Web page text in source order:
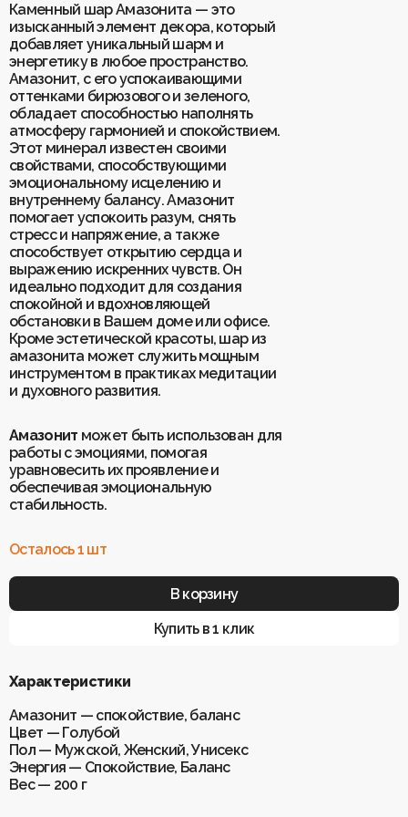
Для клиентов
Доставка
Оплата
Гарантия и возврат
Услуги по ремонту
Обучение «Браслеты Мастера: искусство
и бизнес с камнями»
Рекомендации по уходу
О Keklik
Блог
Отзывы
Контакты
Политика конфиденциальности
Пользовательское соглашение
ИП Шахрай Светлана Михайловна
ИНН 263500194811
ОГРН 305263515900181
Разработка сайта WEBELEMENT
Каменный шар Амазонита — это
изысканный элемент декора, который
добавляет уникальный шарм и
энергетику в любое пространство.
Амазонит, с его успокаивающими
оттенками бирюзового и зеленого,
обладает способностью наполнять
атмосферу гармонией и спокойствием.
Этот минерал известен своими
свойствами, способствующими
эмоциональному исцелению и
внутреннему балансу. Амазонит
помогает успокоить разум, снять
стресс и напряжение, а также
способствует открытию сердца и
выражению искренних чувств. Он
идеально подходит для создания
спокойной и вдохновляющей
обстановки в Вашем доме или офисе.
Кроме эстетической красоты, шар из
амазонита может служить мощным
инструментом в практиках медитации
и духовного развития.
Амазонит может быть использован для
работы с эмоциями, помогая
уравновесить их проявление и
обеспечивая эмоциональную
стабильность.
Осталось 1 шт
В корзину
Купить в 1 клик
Характеристики
Амазонит — спокойствие, баланс
Цвет — Голубой
Пол — Мужской, Женский, Унисекс
Энергия — Спокойствие, Баланс
Вес — 200 г